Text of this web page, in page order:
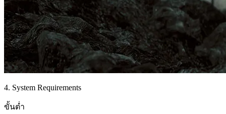
4. System Requirements
ขั้นต่ำ